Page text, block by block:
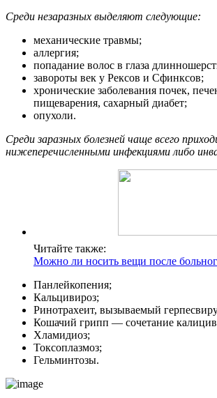
Среди незаразных выделяют следующие:
механические травмы;
аллергия;
попадание волос в глаза
завороты век у Рексов и Сфинксов;
хронические заболевания почек,
пищеварения, сахарный диабет;
опухоли.
Среди заразных болезней чаще всего
нижеперечисленными инфекциями либо
Читайте также:
Можно ли носить вещи после
Панлейкопения;
Кальцивироз;
Ринотрахеит, вызываемый
Кошачий грипп — сочетание
Хламидиоз;
Токсоплазмоз;
Гельминтозы.